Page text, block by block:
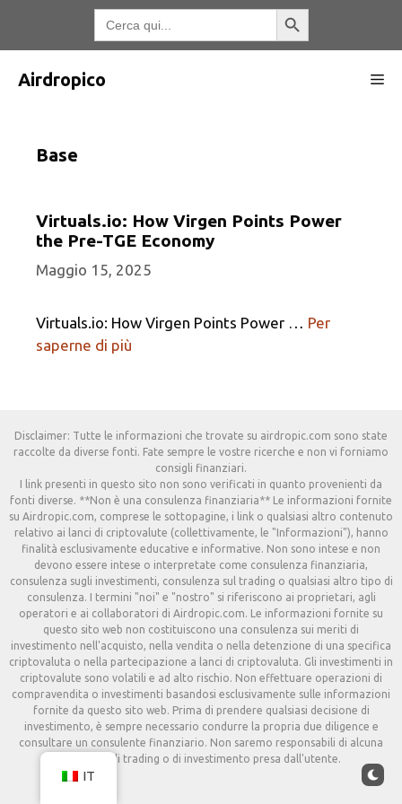
contenuto
Ricerca
per:
Pulsante di ricerca
Airdropico
Base
Virtuals.io: How Virgen Points Power
the Pre-TGE Economy
Maggio 15, 2025
Virtuals.io: How Virgen Points Power … Per
saperne di più
Disclaimer: Tutte le informazioni che trovate su airdropic.com sono state
raccolte da diverse fonti. Fate sempre le vostre ricerche e non vi forniamo
consigli finanziari.
I link presenti in questo sito non sono verificati in quanto provenienti da
fonti diverse. **Non è una consulenza finanziaria** Le informazioni fornite
su Airdropic.com, comprese le sottopagine, i link o qualsiasi altro contenuto
relativo ai lanci di criptovalute (collettivamente, le "Informazioni"), hanno
finalità esclusivamente educative e informative. Non sono intese e non
devono essere intese o interpretate come consulenza finanziaria,
consulenza sugli investimenti, consulenza sul trading o qualsiasi altro tipo di
consulenza. I termini "noi" e "nostro" si riferiscono ai proprietari, agli
operatori e ai collaboratori di Airdropic.com. Le informazioni fornite su
questo sito web non costituiscono una consulenza sui meriti di
investimento nell'acquisto, nella vendita o nella detenzione di una specifica
criptovaluta o nella partecipazione a lanci di criptovaluta. Gli investimenti in
criptovalute sono volatili e ad alto rischio. Non effettuare operazioni di
compravendita o investimenti basandosi esclusivamente sulle informazioni
fornite da questo sito web. Prima di prendere qualsiasi decisione di
investimento, è sempre necessario condurre la propria due diligence e
consultare un consulente finanziario. Non saremo responsabili di alcuna
decisione di trading o di investimento presa dall'utente.
IT